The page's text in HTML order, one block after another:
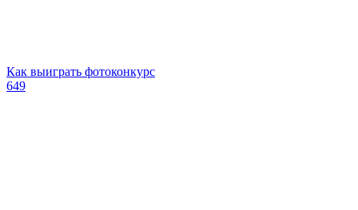
Как выиграть фотоконкурс
649